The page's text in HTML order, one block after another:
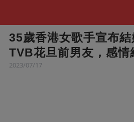
35歲香港女歌手宣布
TVB花旦前男友，感情
2023/07/17